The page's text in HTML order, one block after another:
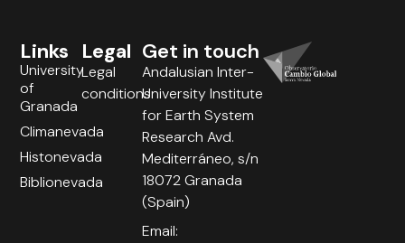
Legal
Legal
conditions
Links
University
of
Granada
Climanevada
Histonevada
Biblionevada
Get in touch
Andalusian Inter-
University Institute
for Earth System
Research Avd.
Mediterráneo, s/n
18072 Granada
(Spain)
Email: